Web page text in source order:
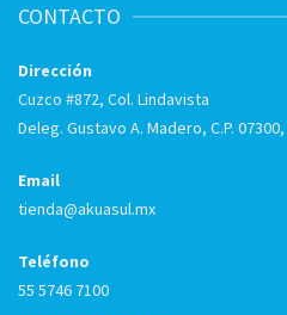
CONTACTO
Dirección
Cuzco #872, Col. Lindavista
Deleg. Gustavo A. Madero, C.P.
Email
tienda@akuasul.mx
Teléfono
55 5746 7100